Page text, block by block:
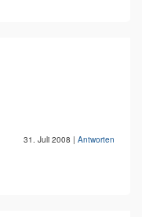
31. Juli 2008 | Antworten